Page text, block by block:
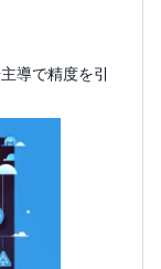
導で精度を引